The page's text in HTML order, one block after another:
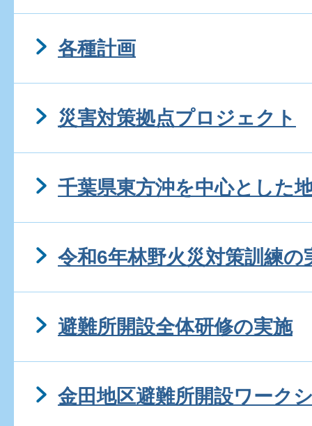
各種計画
災害対策拠点プロジェクト
千葉県東方沖を中心とした
令和6年林野火災対策訓練の
避難所開設全体研修の実施
金田地区避難所開設ワーク